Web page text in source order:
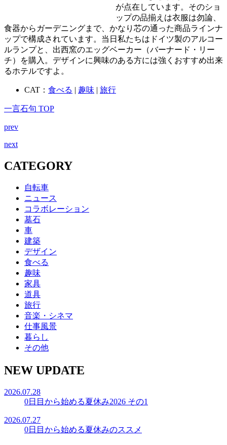
が点在しています。そのショ
ップの品揃えは衣服は勿論、
食器からガーデニングまで、かなり芯の通った商品ラインナ
ップで構成されています。当日私たちはドイツ製のアルコー
ルランプと、出西窯のエッグベーカー（バーナード・リー
チ）を購入。デザインに興味のある方には強くおすすめ出来
るホテルですよ。
CAT： 食べる | 趣味 | 旅行
一言石句 TOP
prev
next
CATEGORY
自転車
ニュース
コラボレーション
墓石
車
建築
デザイン
食べる
趣味
家具
道具
旅行
音楽・シネマ
仕事風景
暮らし
その他
NEW UPDATE
2026.07.28
0日目から始める夏休み2026 その1
2026.07.27
0日目から始める夏休みのススメ